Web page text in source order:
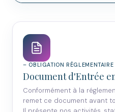
– OBLIGATION
Document d'Entrée
Conformément à la
remet ce document avant